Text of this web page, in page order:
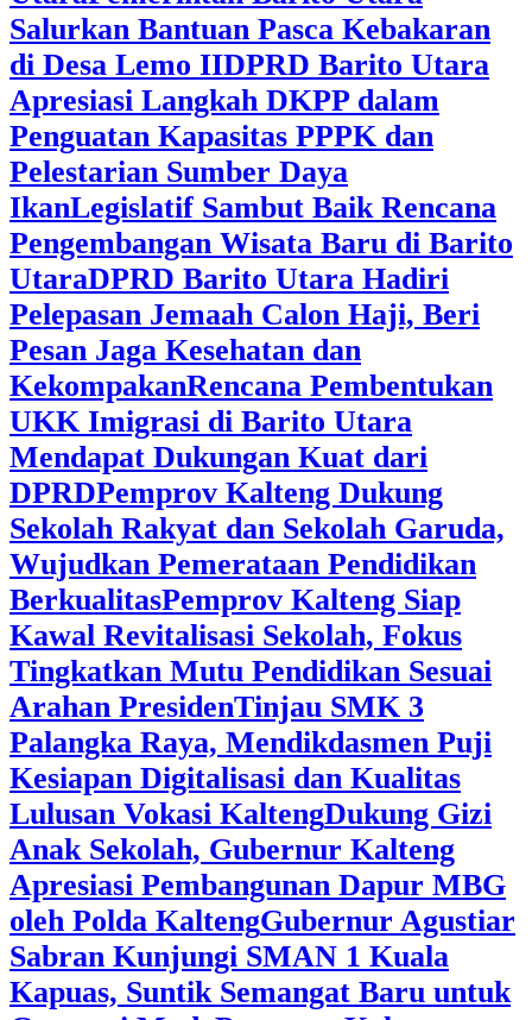
Salurkan Bantuan Pasca Kebakaran
di Desa Lemo IIDPRD Barito Utara
Apresiasi Langkah DKPP dalam
Penguatan Kapasitas PPPK dan
Pelestarian Sumber Daya
IkanLegislatif Sambut Baik Rencana
Pengembangan Wisata Baru di Barito
UtaraDPRD Barito Utara Hadiri
Pelepasan Jemaah Calon Haji, Beri
Pesan Jaga Kesehatan dan
KekompakanRencana Pembentukan
UKK Imigrasi di Barito Utara
Mendapat Dukungan Kuat dari
DPRD‎Pemprov Kalteng Dukung
Sekolah Rakyat dan Sekolah Garuda,
Wujudkan Pemerataan Pendidikan
Berkualitas‎Pemprov Kalteng Siap
Kawal Revitalisasi Sekolah, Fokus
Tingkatkan Mutu Pendidikan Sesuai
Arahan Presiden‎Tinjau SMK 3
Palangka Raya, Mendikdasmen Puji
Kesiapan Digitalisasi dan Kualitas
Lulusan Vokasi Kalteng‎Dukung Gizi
Anak Sekolah, Gubernur Kalteng
Apresiasi Pembangunan Dapur MBG
oleh Polda Kalteng‎Gubernur Agustiar
Sabran Kunjungi SMAN 1 Kuala
Kapuas, Suntik Semangat Baru untuk